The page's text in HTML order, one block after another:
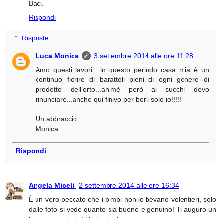
Baci.
Rispondi
Risposte
Luca Monica
3 settembre 2014 alle ore 11:28
Amo questi lavori....in questo periodo casa mia è un
continuo fiorire di barattoli pieni di ogni genere di
prodotto dell'orto...ahimè però ai succhi devo
rinunciare...anche qui finivo per berli solo io!!!!!
Un abbraccio
Monica
Rispondi
Angela Miceli
2 settembre 2014 alle ore 16:34
È un vero peccato che i bimbi non lo bevano volentieri, solo
dalle foto si vede quanto sia buono e genuino! Ti auguro un